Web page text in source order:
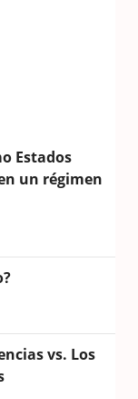
Estados
un régimen
vs. Los